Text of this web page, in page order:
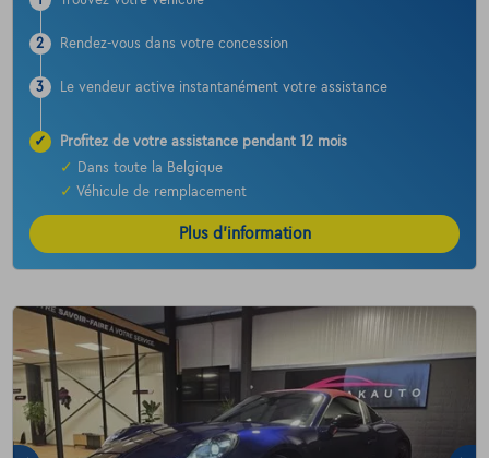
2 Rendez-vous dans votre concession
3 Le vendeur active instantanément votre assistance
✓
Profitez de votre assistance pendant 12 mois
✓
Dans toute la Belgique
✓ Véhicule de remplacement
Plus d’information